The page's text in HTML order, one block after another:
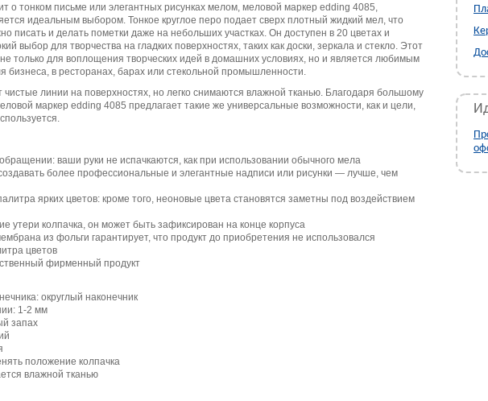
о тонком письме или элегантных рисунках мелом, меловой маркер edding 4085,
идеальным выбором. Тонкое круглое перо подает сверх плотный жидкий мел, что
писать и делать пометки даже на небольших участках. Он доступен в 20 цветах и
выбор для творчества на гладких поверхностях, таких как доски, зеркала и стекло. Этот
только для воплощения творческих идей в домашних условиях, но и является любимым
бизнеса, в ресторанах, барах или стекольной промышленности.
чистые линии на поверхностях, но легко снимаются влажной тканью. Благодаря большому
маркер edding 4085 предлагает такие же универсальные возможности, как и цели,
ваши руки не испачкаются, как при использовании обычного мела
более профессиональные и элегантные надписи или рисунки — лучше, чем
ярких цветов: кроме того, неоновые цвета становятся заметны под воздействием
утери колпачка, он может быть зафиксирован на конце корпуса
из фольги гарантирует, что продукт до приобретения не использовался
цветов
фирменный продукт
округлый наконечник
1-2 мм
запах
положение колпачка
влажной тканью